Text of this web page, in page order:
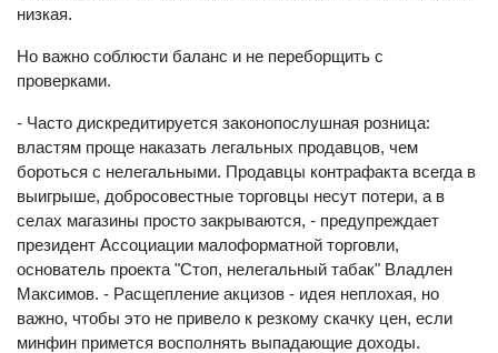
низкая.
Но важно соблюсти баланс и не переборщить с
проверками.
- Часто дискредитируется законопослушная розница:
властям проще наказать легальных продавцов, чем
бороться с нелегальными. Продавцы контрафакта всегда в
выигрыше, добросовестные торговцы несут потери, а в
селах магазины просто закрываются, - предупреждает
президент Ассоциации малоформатной торговли,
основатель проекта "Стоп, нелегальный табак" Владлен
Максимов. - Расщепление акцизов - идея неплохая, но
важно, чтобы это не привело к резкому скачку цен, если
минфин примется восполнять выпадающие доходы.